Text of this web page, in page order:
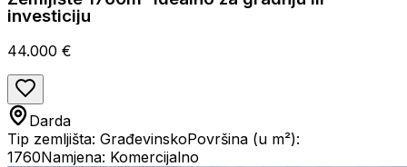
investiciju
44.000 €
Darda
Tip zemljišta: GrađevinskoPovršina (u m²):
1760Namjena: Komercijalno